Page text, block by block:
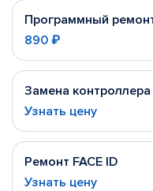
Программный
890 ₽
Замена контроллера
Узнать цену
Ремонт FACE ID
Узнать цену